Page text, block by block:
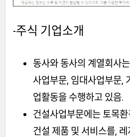
-주식 기업소개
동사와 동사의 계열회사
사업부문, 임대사업부문,
업활동을 수행하고 있음.
건설사업부문에는 토목
건설 제품 및 서비스를,